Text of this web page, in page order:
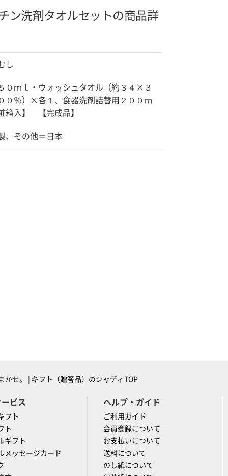
洗剤タオルセットの商品詳
し
０ｍｌ・ウォッシュタオル（約３４×３
０％）×各１、食器洗剤詰替用２００ｍ
入】 【完成品】
、その他＝日本
かせ。 | ギフト（贈答品）のシャディTOP
ビス
フト
ト
ギフト
メッセージカード
ヘルプ・ガイド
ご利用ガイド
会員登録について
お支払いについて
送料について
のし紙について